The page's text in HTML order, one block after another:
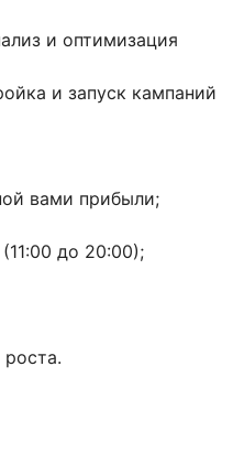
и оптимизация
и запуск кампаний
вами прибыли;
до 20:00);